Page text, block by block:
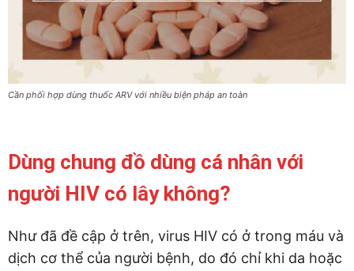
Cần phối hợp dùng thuốc ARV với nhiều biện pháp an toàn
Dùng chung đồ dùng cá nhân với
người HIV có lây không?
Như đã đề cập ở trên, virus HIV có ở trong máu và
dịch cơ thể của người bệnh, do đó chỉ khi da hoặc